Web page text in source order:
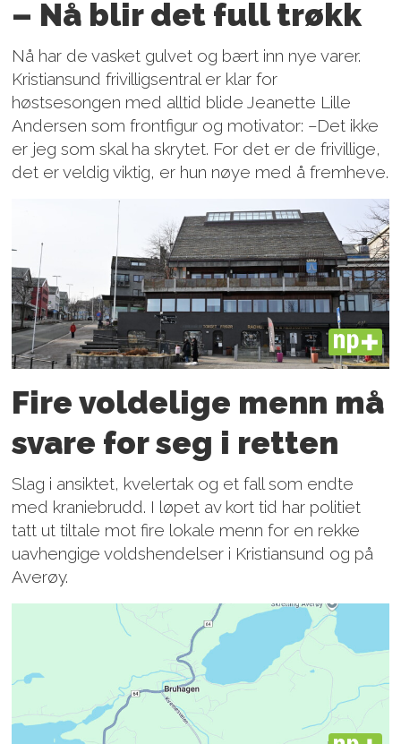
– Nå blir det full trøkk
Nå har de vasket gulvet og bært inn nye varer.
Kristiansund frivilligsentral er klar for
høstsesongen med alltid blide Jeanette Lille
Andersen som frontfigur og motivator: –Det ikke
er jeg som skal ha skrytet. For det er de frivillige,
det er veldig viktig, er hun nøye med å fremheve.
PLUS
Fire voldelige menn må
svare for seg i retten
Slag i ansiktet, kvelertak og et fall som endte
med kraniebrudd. I løpet av kort tid har politiet
tatt ut tiltale mot fire lokale menn for en rekke
uavhengige voldshendelser i Kristiansund og på
Averøy.